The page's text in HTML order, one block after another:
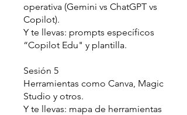
operativa (Gemini vs ChatGPT vs
Copilot).
Y te llevas: prompts específicos
“Copilot Edu" y plantilla.
Sesión 5
Herramientas como Canva, Magic
Studio y otros.
Y te llevas: mapa de herramientas